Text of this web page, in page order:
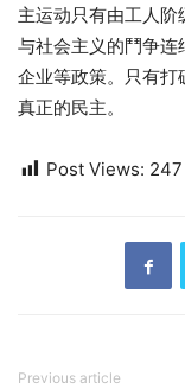
主运动只有由工人阶
与社会主义的鬥争
企业等政策。只有
真正的民主。
Post Views: 247
Previous article